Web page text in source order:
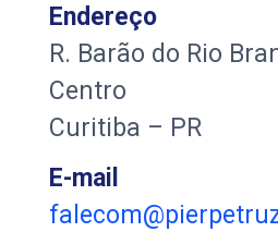
Endereço
R. Barão do Rio
Centro
Curitiba – PR
E-mail